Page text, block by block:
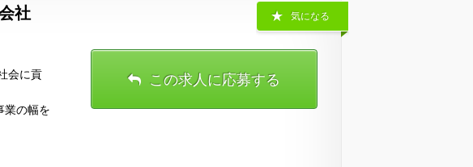
社
会に貢
業の幅を
気になる
この求人に応募する